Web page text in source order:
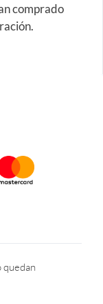
comprado
quedan